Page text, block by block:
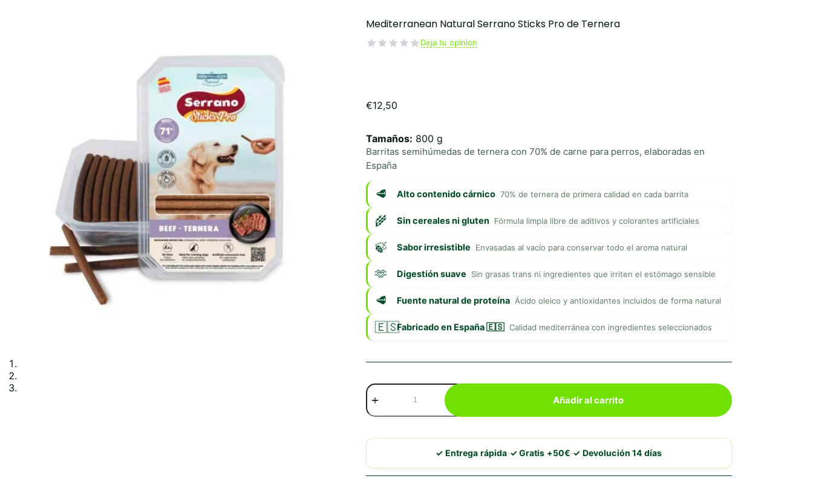
Mediterranean Natural Serrano Sticks Pro de Ternera
Deja tu opinion
€12,50
Tamaños: 800 g
Barritas semihúmedas de ternera con 70% de carne para perros, elaboradas en
España
Alto contenido cárnico 70% de ternera de primera calidad en cada barrita
Sin cereales ni gluten Fórmula limpia libre de aditivos y colorantes artificiales
Sabor irresistible Envasadas al vacío para conservar todo el aroma natural
Digestión suave Sin grasas trans ni ingredientes que irriten el estómago sensible
Fuente natural de proteína Ácido oleico y antioxidantes incluidos de forma natural
Fabricado en España 🇪🇸 Calidad mediterránea con ingredientes seleccionados
Mediterranean
Natural
Serrano
de
cantidad
Añadir al carrito
✓ Entrega rápida·✓ Gratis +50€·✓ Devolución 14 días